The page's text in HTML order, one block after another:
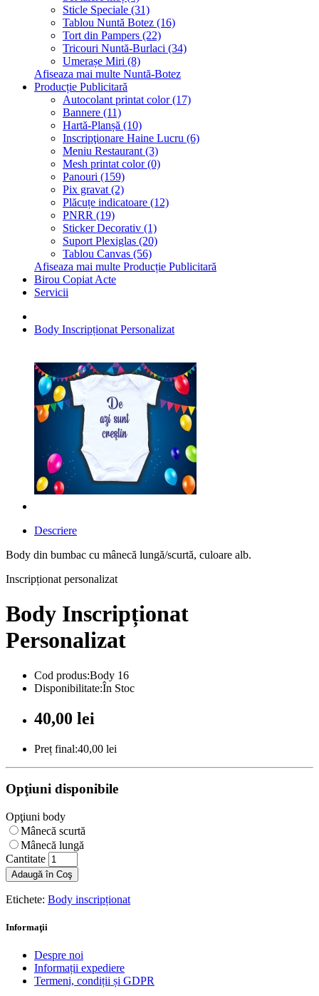
Sticle Speciale (31)
Tablou Nuntă Botez (16)
Tort din Pampers (22)
Tricouri Nuntă-Burlaci (34)
Umerașe Miri (8)
Afiseaza mai multe Nuntă-Botez
Producție Publicitară
Autocolant printat color (17)
Bannere (11)
Hartă-Planșă (10)
Inscripţionare Haine Lucru (6)
Meniu Restaurant (3)
Mesh printat color (0)
Panouri (159)
Pix gravat (2)
Plăcuțe indicatoare (12)
PNRR (19)
Sticker Decorativ (1)
Suport Plexiglas (20)
Tablou Canvas (56)
Afiseaza mai multe Producție Publicitară
Birou Copiat Acte
Servicii
Body Inscripționat Personalizat
Descriere
Body din bumbac cu mânecă lungă/scurtă, culoare alb.
Inscripționat personalizat
Body Inscripționat
Personalizat
Cod produs:Body 16
Disponibilitate:În Stoc
40,00 lei
Preț final:40,00 lei
Opţiuni disponibile
Opţiuni body
Mânecă scurtă
Mânecă lungă
Cantitate
Adaugă în Coş
Etichete: Body inscripționat
Informaţii
Despre noi
Informații expediere
Termeni, condiții și GDPR